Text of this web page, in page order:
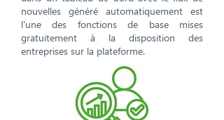
nouvelles généré automatiquement est
l'une des fonctions de base mises
gratuitement à la disposition des
entreprises sur la plateforme.